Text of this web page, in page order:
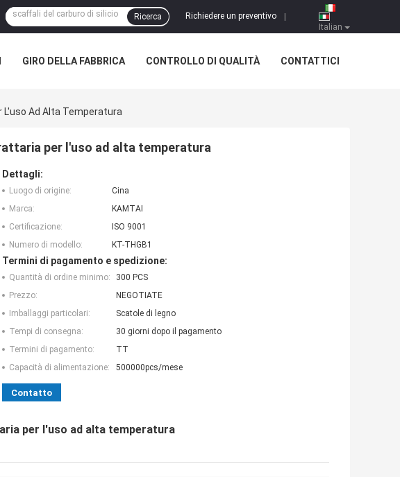
Italian
Richiedere un preventivo
Ricerca
GIRO DELLA FABBRICA CONTROLLO DI QUALITÀ CONTATTICI
L'uso Ad Alta Temperatura
per l'uso ad alta temperatura
Dettagli:
Luogo di origine:
Cina
Marca:
KAMTAI
Certificazione:
ISO 9001
Numero di modello:
KT-THGB1
Termini di pagamento e spedizione:
Quantità di ordine minimo:
300 PCS
Prezzo:
NEGOTIATE
Imballaggi particolari:
Scatole di legno
Tempi di consegna:
30 giorni dopo il pagamento
Termini di pagamento:
TT
Capacità di alimentazione:
500000pcs/mese
Contatto
per l'uso ad alta temperatura